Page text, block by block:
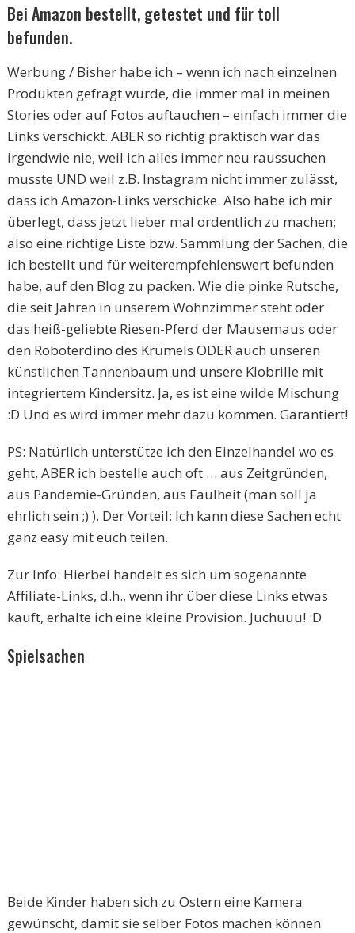
Bei Amazon bestellt, getestet und für toll
befunden.
Werbung / Bisher habe ich – wenn ich nach einzelnen
Produkten gefragt wurde, die immer mal in meinen
Stories oder auf Fotos auftauchen – einfach immer die
Links verschickt. ABER so richtig praktisch war das
irgendwie nie, weil ich alles immer neu raussuchen
musste UND weil z.B. Instagram nicht immer zulässt,
dass ich Amazon-Links verschicke. Also habe ich mir
überlegt, dass jetzt lieber mal ordentlich zu machen;
also eine richtige Liste bzw. Sammlung der Sachen, die
ich bestellt und für weiterempfehlenswert befunden
habe, auf den Blog zu packen. Wie die pinke Rutsche,
die seit Jahren in unserem Wohnzimmer steht oder
das heiß-geliebte Riesen-Pferd der Mausemaus oder
den Roboterdino des Krümels ODER auch unseren
künstlichen Tannenbaum und unsere Klobrille mit
integriertem Kindersitz. Ja, es ist eine wilde Mischung
:D Und es wird immer mehr dazu kommen. Garantiert!
PS: Natürlich unterstütze ich den Einzelhandel wo es
geht, ABER ich bestelle auch oft … aus Zeitgründen,
aus Pandemie-Gründen, aus Faulheit (man soll ja
ehrlich sein ;) ). Der Vorteil: Ich kann diese Sachen echt
ganz easy mit euch teilen.
Zur Info: Hierbei handelt es sich um sogenannte
Affiliate-Links, d.h., wenn ihr über diese Links etwas
kauft, erhalte ich eine kleine Provision. Juchuuu! :D
Spielsachen
Beide Kinder haben sich zu Ostern eine Kamera
gewünscht, damit sie selber Fotos machen können